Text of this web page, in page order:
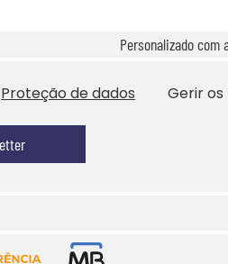
Personalizado com
Proteção de dados Gerir os